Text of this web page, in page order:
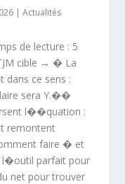
|Actualités
de lecture : 5
cible → � La
dans ce sens :
sera Y.��
l��quation :
remontent
faire � et
l�outil parfait pour
net pour trouver